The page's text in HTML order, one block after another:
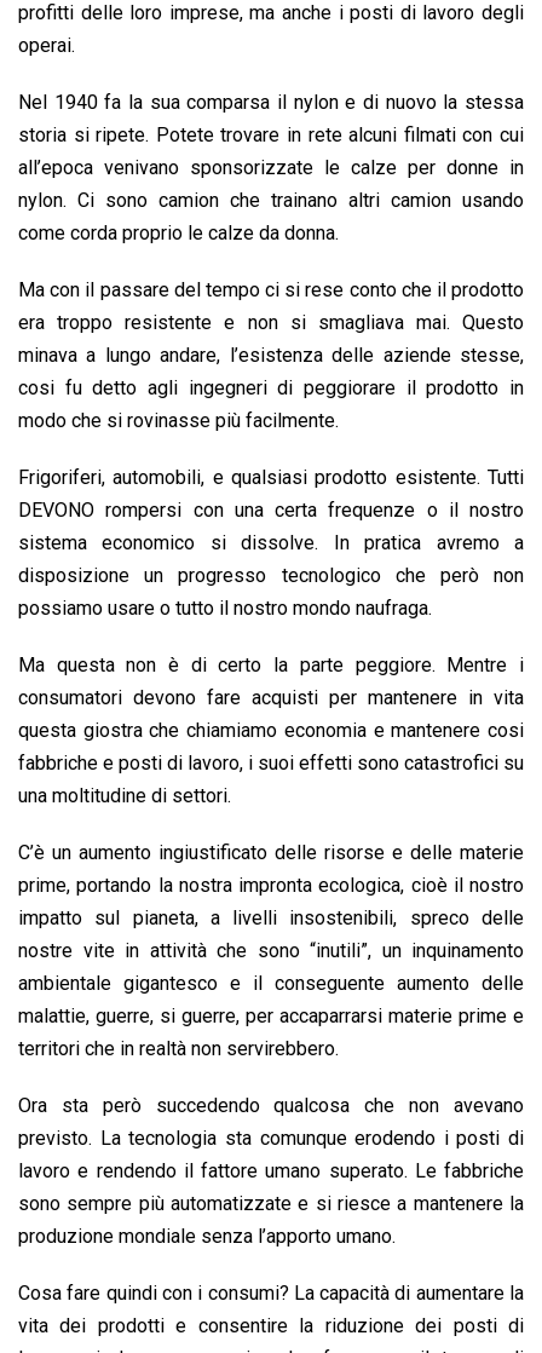
profitti delle loro imprese, ma anche i posti di lavoro degli
operai.
Nel 1940 fa la sua comparsa il nylon e di nuovo la stessa
storia si ripete. Potete trovare in rete alcuni filmati con cui
all’epoca venivano sponsorizzate le calze per donne in
nylon. Ci sono camion che trainano altri camion usando
come corda proprio le calze da donna.
Ma con il passare del tempo ci si rese conto che il prodotto
era troppo resistente e non si smagliava mai. Questo
minava a lungo andare, l’esistenza delle aziende stesse,
cosi fu detto agli ingegneri di peggiorare il prodotto in
modo che si rovinasse più facilmente.
Frigoriferi, automobili, e qualsiasi prodotto esistente. Tutti
DEVONO rompersi con una certa frequenze o il nostro
sistema economico si dissolve. In pratica avremo a
disposizione un progresso tecnologico che però non
possiamo usare o tutto il nostro mondo naufraga.
Ma questa non è di certo la parte peggiore. Mentre i
consumatori devono fare acquisti per mantenere in vita
questa giostra che chiamiamo economia e mantenere cosi
fabbriche e posti di lavoro, i suoi effetti sono catastrofici su
una moltitudine di settori.
C’è un aumento ingiustificato delle risorse e delle materie
prime, portando la nostra impronta ecologica, cioè il nostro
impatto sul pianeta, a livelli insostenibili, spreco delle
nostre vite in attività che sono “inutili”, un inquinamento
ambientale gigantesco e il conseguente aumento delle
malattie, guerre, si guerre, per accaparrarsi materie prime e
territori che in realtà non servirebbero.
Ora sta però succedendo qualcosa che non avevano
previsto. La tecnologia sta comunque erodendo i posti di
lavoro e rendendo il fattore umano superato. Le fabbriche
sono sempre più automatizzate e si riesce a mantenere la
produzione mondiale senza l’apporto umano.
Cosa fare quindi con i consumi? La capacità di aumentare la
vita dei prodotti e consentire la riduzione dei posti di